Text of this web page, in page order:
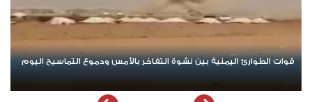
تصعيد جديد يهز مأرب وحضرموت.. الهجوم الحوثي يخلط الأوراق ويعيد